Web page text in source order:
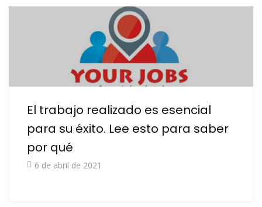
El trabajo realizado es esencial
para su éxito. Lee esto para saber
por qué
6 de abril de 2021